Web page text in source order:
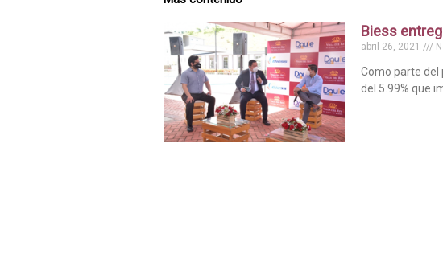
Biess
abril 26, 2021
Como parte del
del 5.99% que